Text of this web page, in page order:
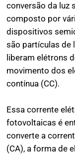
conversão da luz
composto por
dispositivos
são partículas de
liberam elétrons
movimento dos
contínua (CC).
Essa corrente
fotovoltaicas é
converte a
(CA), a forma de